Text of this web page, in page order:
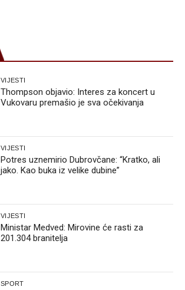
VIJESTI
Thompson objavio: Interes za koncert u
Vukovaru premašio je sva očekivanja
VIJESTI
Potres uznemirio Dubrovčane: “Kratko, ali
jako. Kao buka iz velike dubine”
VIJESTI
Ministar Medved: Mirovine će rasti za
201.304 branitelja
SPORT